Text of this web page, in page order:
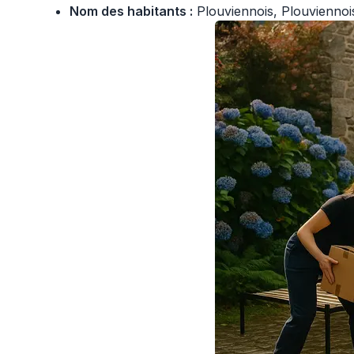
Nom des habitants : Plouviennois,